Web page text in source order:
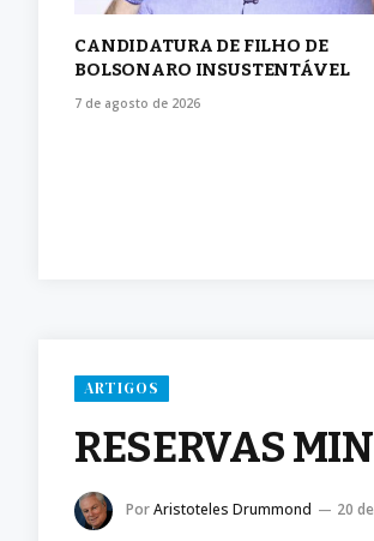
CANDIDATURA DE FILHO DE
BOLSONARO INSUSTENTÁVEL
7 de agosto de 2026
ARTIGOS
RESERVAS
PorAristoteles Drummond 20